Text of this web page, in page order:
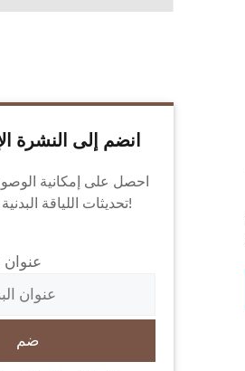
انضم إلى النشرة
احصل على إمكانية
تحديثات اللياقة البدنية والتغذية لدينا!
عنوان